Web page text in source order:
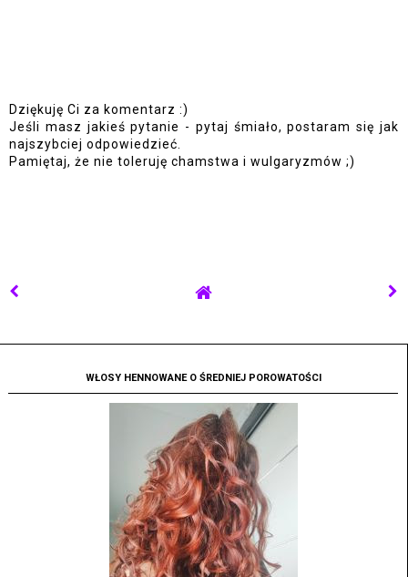
Dziękuję Ci za komentarz :)
Jeśli masz jakieś pytanie - pytaj śmiało, postaram się jak
najszybciej odpowiedzieć.
Pamiętaj, że nie toleruję chamstwa i wulgaryzmów ;)
WŁOSY HENNOWANE O ŚREDNIEJ POROWATOŚCI